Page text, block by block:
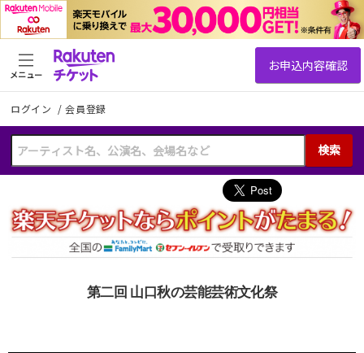
ログイン /会員登録
検索
メニュー
第二回 山口秋の芸能芸術文化祭